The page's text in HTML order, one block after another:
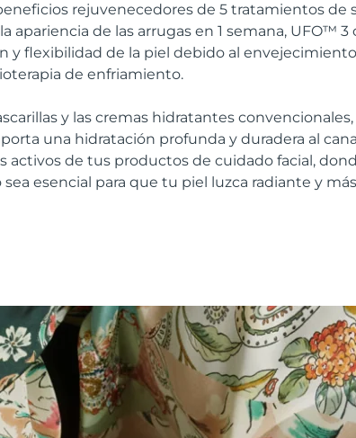
rejuvenecedores de 5 tratamientos de
apariencia de las arrugas en 1 semana, UFO™
y flexibilidad de la piel debido al
de enfriamiento.
y las cremas hidratantes
una hidratación profunda y duradera al
activos de tus productos de cuidado facial,
sea esencial para que tu piel luzca radiante y